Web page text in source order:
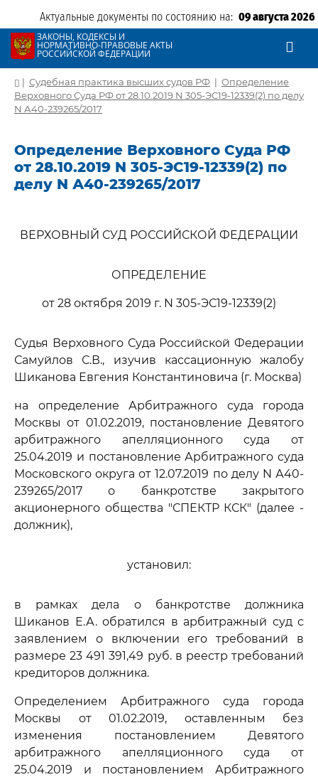
Актуальные документы по состоянию на: 09 августа 2026
ЗАКОНЫ, КОДЕКСЫ И
НОРМАТИВНО-ПРАВОВЫЕ АКТЫ
РОССИЙСКОЙ ФЕДЕРАЦИИ
| Судебная практика высших судов РФ | Определение
Верховного Суда РФ от 28.10.2019 N 305-ЭС19-12339(2) по делу
N А40-239265/2017
Определение Верховного Суда РФ
от 28.10.2019 N 305-ЭС19-12339(2) по
делу N А40-239265/2017
ВЕРХОВНЫЙ СУД РОССИЙСКОЙ ФЕДЕРАЦИИ
ОПРЕДЕЛЕНИЕ
от 28 октября 2019 г. N 305-ЭС19-12339(2)
Судья Верховного Суда Российской Федерации
Самуйлов С.В., изучив кассационную жалобу
Шиканова Евгения Константиновича (г. Москва)
на определение Арбитражного суда города
Москвы от 01.02.2019, постановление Девятого
арбитражного апелляционного суда от
25.04.2019 и постановление Арбитражного суда
Московского округа от 12.07.2019 по делу N А40-
239265/2017 о банкротстве закрытого
акционерного общества "СПЕКТР КСК" (далее -
должник),
установил:
в рамках дела о банкротстве должника
Шиканов Е.А. обратился в арбитражный суд с
заявлением о включении его требований в
размере 23 491 391,49 руб. в реестр требований
кредиторов должника.
Определением Арбитражного суда города
Москвы от 01.02.2019, оставленным без
изменения постановлением Девятого
арбитражного апелляционного суда от
25.04.2019 и постановлением Арбитражного